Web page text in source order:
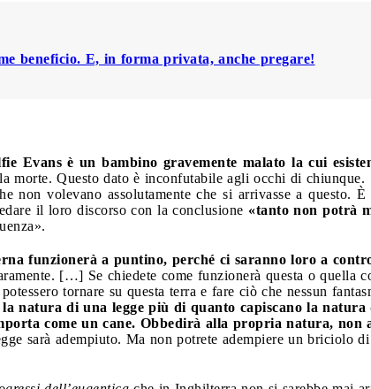
beneficio. E, in forma privata, anche pregare!
Evans è un bambino gravemente malato la cui
morte. Questo dato è inconfutabile agli occhi di chiunque.
non volevano assolutamente che si arrivasse a questo.
il loro discorso con la conclusione «tanto non potrà
funzionerà a puntino, perché ci saranno loro a
[…] Se chiedete come funzionerà questa o quella
tornare su questa terra e fare ciò che nessun
la natura di una legge più di quanto capiscano la natura
come un cane. Obbedirà alla propria natura, non
sarà adempiuto. Ma non potrete adempiere un briciolo